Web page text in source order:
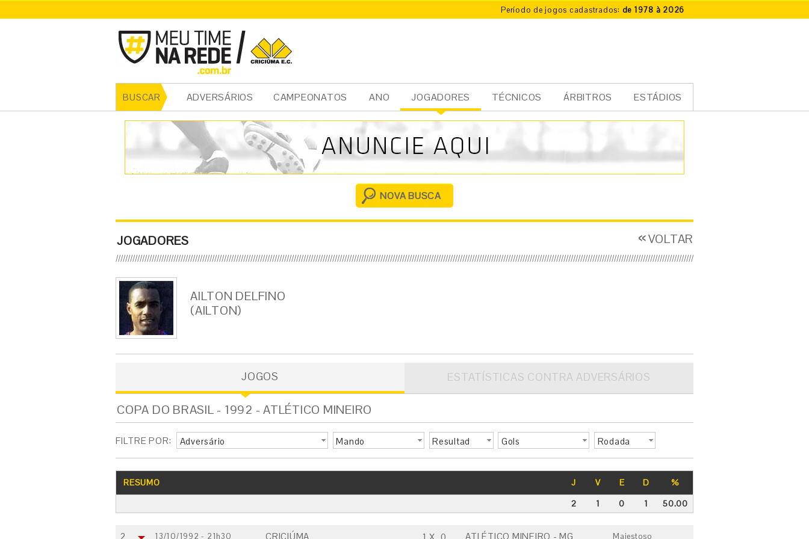
Período de jogos cadastrados: de 1978 à 2026
BUSCAR ADVERSÁRIOS CAMPEONATOS ANO JOGADORES TÉCNICOS ÁRBITROS ESTÁDIOS
cia
l
NOVA BUSCA
JOGADORES VOLTAR
AILTON DELFINO
(AILTON)
JOGOS ESTATÍSTICAS CONTRA ADVERSÁRIOS
COPA DO BRASIL - 1992 - ATLÉTICO MINEIRO
FILTRE POR: Adversário Mando
Resultad
Gols Rodada
RESUMO J V E D
%
2
1 0 1 50.00
2 13/10/1992 - 21h30 CRICIÚMA ATLÉTICO MINEIRO - MG Majestoso